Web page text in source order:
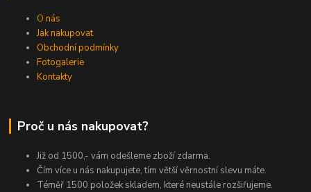
O nás
Jak nakupovat
Obchodní podmínky
Fotogalerie
Kontakty
Proč u nás nakupovat?
Již od 1500,- vám odešleme zboží zdarma.
Čím více u nás nakupujete, tím větší věrnostní slevu máte.
Téměř 1500 položek skladem, které neustále rozšiřujeme.